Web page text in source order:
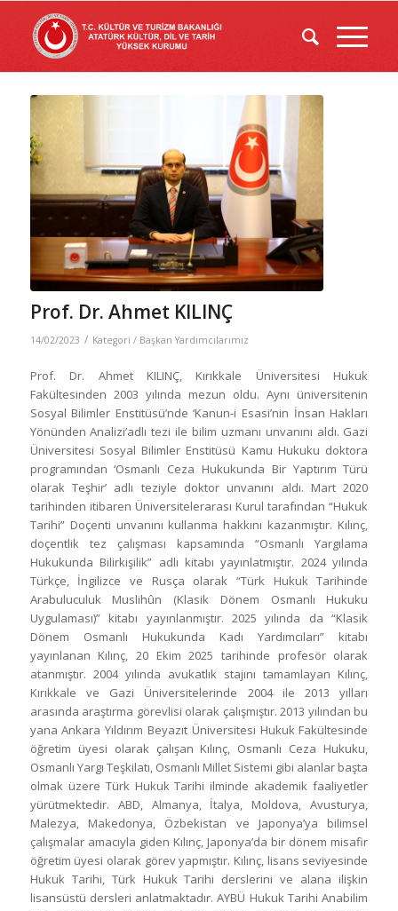
Prof. Dr. Ahmet KILINÇ
14/02/2023 / Kategori / Başkan Yardımcılarımız
Prof. Dr. Ahmet KILINÇ, Kırıkkale Üniversitesi Hukuk
Fakültesinden 2003 yılında mezun oldu. Aynı üniversitenin
Sosyal Bilimler Enstitüsü’nde ‘Kanun-i Esasi’nin İnsan Hakları
Yönünden Analizi’adlı tezi ile bilim uzmanı unvanını aldı. Gazi
Üniversitesi Sosyal Bilimler Enstitüsü Kamu Hukuku doktora
programından ‘Osmanlı Ceza Hukukunda Bir Yaptırım Türü
olarak Teşhir’ adlı teziyle doktor unvanını aldı. Mart 2020
tarihinden itibaren Üniversitelerarası Kurul tarafından “Hukuk
Tarihi” Doçenti unvanını kullanma hakkını kazanmıştır. Kılınç,
doçentlik tez çalışması kapsamında “Osmanlı Yargılama
Hukukunda Bilirkişilik” adlı kitabı yayınlatmıştır. 2024 yılında
Türkçe, İngilizce ve Rusça olarak “Türk Hukuk Tarihinde
Arabuluculuk Muslihûn (Klasik Dönem Osmanlı Hukuku
Uygulaması)” kitabı yayınlanmıştır. 2025 yılında da “Klasik
Dönem Osmanlı Hukukunda Kadı Yardımcıları” kitabı
yayınlanan Kılınç, 20 Ekim 2025 tarihinde profesör olarak
atanmıştır. 2004 yılında avukatlık stajını tamamlayan Kılınç,
Kırıkkale ve Gazi Üniversitelerinde 2004 ile 2013 yılları
arasında araştırma görevlisi olarak çalışmıştır. 2013 yılından bu
yana Ankara Yıldırım Beyazıt Üniversitesi Hukuk Fakültesinde
öğretim üyesi olarak çalışan Kılınç, Osmanlı Ceza Hukuku,
Osmanlı Yargı Teşkilatı, Osmanlı Millet Sistemi gibi alanlar başta
olmak üzere Türk Hukuk Tarihi ilminde akademik faaliyetler
yürütmektedir. ABD, Almanya, İtalya, Moldova, Avusturya,
Malezya, Makedonya, Özbekistan ve Japonya’ya bilimsel
çalışmalar amacıyla giden Kılınç, Japonya’da bir dönem misafir
öğretim üyesi olarak görev yapmıştır. Kılınç, lisans seviyesinde
Hukuk Tarihi, Türk Hukuk Tarihi derslerini ve alana ilişkin
lisansüstü dersleri anlatmaktadır. AYBÜ Hukuk Tarihi Anabilim